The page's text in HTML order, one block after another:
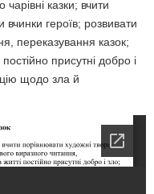
казки; вчити
героїв; розвивати
переказування казок;
присутні добро і
щодо зла й